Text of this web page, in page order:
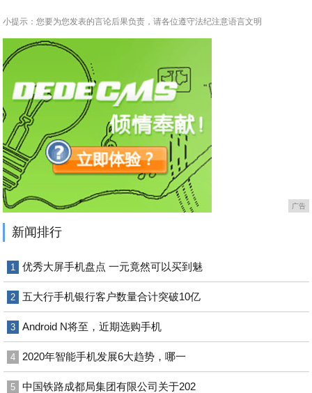
小提示：您要为您发表的言论后果负责，请各位遵守法纪注意语言文明
广告
新闻排行
1 优秀大屏手机盘点 一元竟然可以买到魅
2 五大行手机银行客户数量合计突破10亿
3 Android N将至，近期选购手机
4 2020年智能手机发展6大趋势，哪一
5 中国铁路成都局集团有限公司关于202